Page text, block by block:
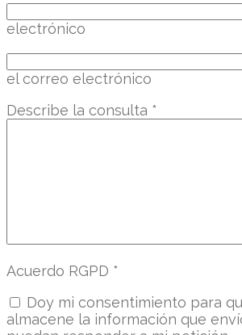
electrónico
el correo electrónico
Describe la consulta *
Acuerdo RGPD *
Doy mi consentimiento para
almacene la información que